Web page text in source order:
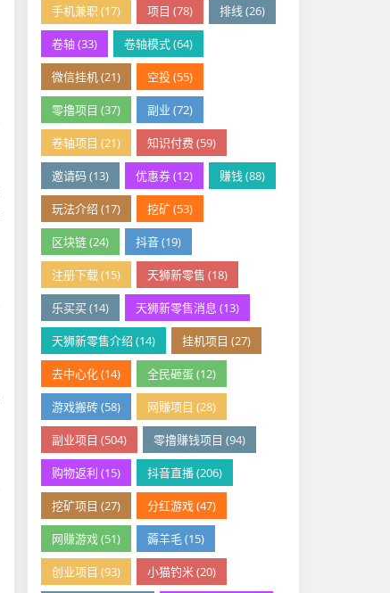
手机兼职 (17) 项目 (78) 排线 (26)
卷轴 (33) 卷轴模式 (64)
微信挂机 (21) 空投 (55)
零撸项目 (37) 副业 (72)
卷轴项目 (21) 知识付费 (59)
邀请码 (13) 优惠券 (12) 赚钱 (88)
玩法介绍 (17) 挖矿 (53)
区块链 (24) 抖音 (19)
注册下载 (15) 天狮新零售 (18)
乐买买 (14) 天狮新零售消息 (13)
天狮新零售介绍 (14) 挂机项目 (27)
去中心化 (14) 全民砸蛋 (12)
游戏搬砖 (58) 网赚项目 (28)
副业项目 (504) 零撸赚钱项目 (94)
购物返利 (15) 抖音直播 (206)
挖矿项目 (27) 分红游戏 (47)
网赚游戏 (51) 薅羊毛 (15)
创业项目 (93) 小猫钓米 (20)